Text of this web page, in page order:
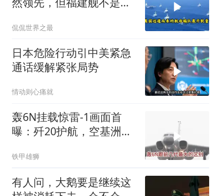
侃侃世界之最
日本危险行动引中美紧急
通话缓解紧张局势
情动则心痛就
轰6N挂载惊雷-1画面首
曝：歼20护航，空基洲际
铁甲雄狮
有人问，大鹅要是继续这